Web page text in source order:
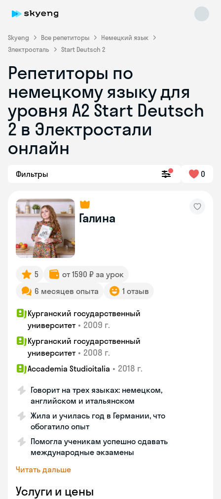
Skyeng Все репетиторы
Немецкий язык
Электросталь
Start Deutsch 2
Репетиторы по
немецкому языку для
уровня A2 Start Deutsch
2 в Электростали
онлайн
Фильтры 0
Галина
5
от 1590 ₽ за урок
6 месяцев опыта
1 отзыв
Курганский государственный
университет • 2009 г.
Курганский государственный
университет • 2008 г.
Accademia Studioitalia • 2018 г.
Говорит на трех языках: немецком,
английском и итальянском
Жила и училась год в Германии, что
обогатило опыт
Помогла ученикам успешно сдавать
международные экзамены
Читать дальше
Услуги и цены
Skyeng Chat